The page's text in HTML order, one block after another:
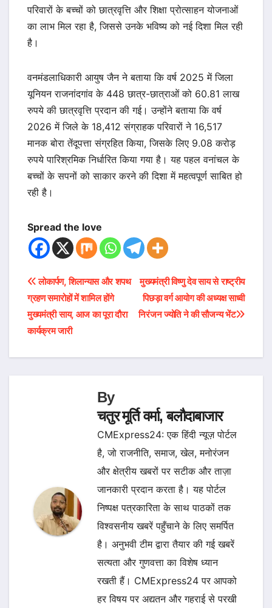
परिवारों के बच्चों को छात्रवृत्ति और शिक्षा प्रोत्साहन योजनाओं
का लाभ मिल रहा है, जिससे उनके भविष्य को नई दिशा मिल रही
है।
वनमंडलाधिकारी आयुष जैन ने बताया कि वर्ष 2025 में जिला
यूनियन राजनांदगांव के 448 छात्र-छात्राओं को 60.81 लाख
रुपये की छात्रवृत्ति प्रदान की गई। उन्होंने बताया कि वर्ष
2026 में जिले के 18,412 संग्राहक परिवारों ने 16,517
मानक बोरा तेंदूपत्ता संग्रहित किया, जिसके लिए 9.08 करोड़
रुपये पारिश्रमिक निर्धारित किया गया है। यह पहल वनांचल के
बच्चों के सपनों को साकार करने की दिशा में महत्वपूर्ण साबित हो
रही है।
Spread the love
Post
navigation
मुख्यमंत्री विष्णु देव साय से राष्ट्रीय
पिछड़ा वर्ग आयोग की अध्यक्ष साध्वी
निरंजन ज्योति ने की सौजन्य भेंट
लोकार्पण, शिलान्यास और शपथ
ग्रहण समारोहों में शामिल होंगे
मुख्यमंत्री साय, आज का पूरा दौरा
कार्यक्रम जारी
By
चतुर मूर्ति वर्मा, बलौदाबाजार
CMExpress24: एक हिंदी न्यूज़ पोर्टल
है, जो राजनीति, समाज, खेल, मनोरंजन
और क्षेत्रीय खबरों पर सटीक और ताज़ा
जानकारी प्रदान करता है। यह पोर्टल
निष्पक्ष पत्रकारिता के साथ पाठकों तक
विश्वसनीय खबरें पहुँचाने के लिए समर्पित
है। अनुभवी टीम द्वारा तैयार की गई खबरें
सत्यता और गुणवत्ता का विशेष ध्यान
रखती हैं। CMExpress24 पर आपको
हर विषय पर अद्यतन और गहराई से परखी